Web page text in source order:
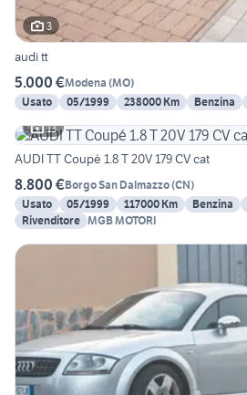
3
audi tt
5.000 €Modena (MO)
Usato
05/1999 238000 Km Benzina
13
AUDI TT Coupé 1.8 T 20V 179 CV cat
8.800 €Borgo San Dalmazzo(CN)
Usato
05/1999 117000 Km Benzina
Rivenditore MGB MOTORI